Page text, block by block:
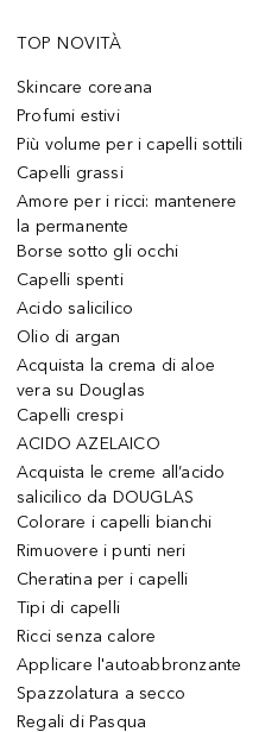
TOP NOVITÀ
Skincare coreana
Profumi estivi
Più volume per i capelli sottili
Capelli grassi
Amore per i ricci: mantenere
la permanente
Borse sotto gli occhi
Capelli spenti
Acido salicilico
Olio di argan
Acquista la crema di aloe
vera su Douglas
Capelli crespi
ACIDO AZELAICO
Acquista le creme all’acido
salicilico da DOUGLAS
Colorare i capelli bianchi
Rimuovere i punti neri
Cheratina per i capelli
Tipi di capelli
Ricci senza calore
Applicare l'autoabbronzante
Spazzolatura a secco
Regali di Pasqua